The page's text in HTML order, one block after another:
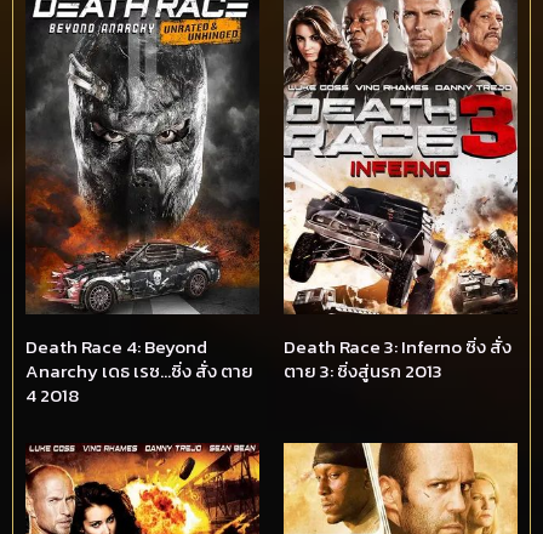
Death Race 4: Beyond
Anarchy เดธ เรซ…ซิ่ง สั่ง ตาย
4 2018
Death Race 3: Inferno ซิ่ง สั่ง
ตาย 3: ซิ่งสู่นรก 2013